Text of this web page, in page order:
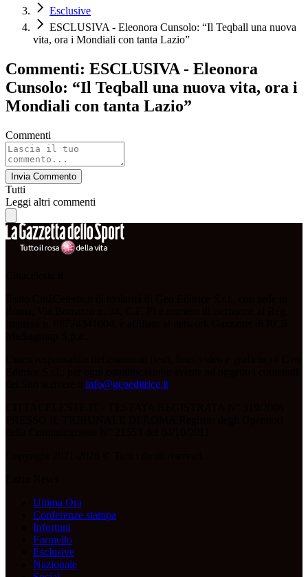
Esclusive
ESCLUSIVA - Eleonora Cunsolo: “Il Teqball una nuova
vita, ora i Mondiali con tanta Lazio”
Commenti: ESCLUSIVA - Eleonora
Cunsolo: “Il Teqball una nuova vita, ora i
Mondiali con tanta Lazio”
Commenti
Invia Commento
Tutti
Leggi altri commenti
info@geoeditrice.it
Ultima Ora
Conferenze stampa
Infortuni
Formello
Esclusive
Nazionale